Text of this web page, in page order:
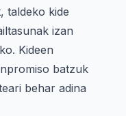
, taldeko kide
izan
Kideen
batzuk
behar adina